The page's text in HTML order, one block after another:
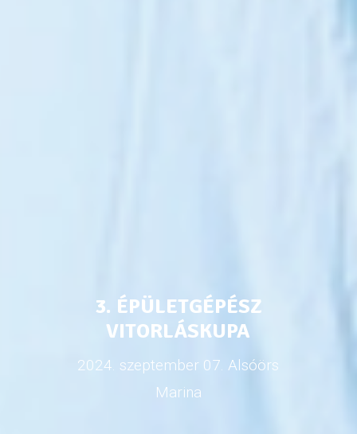
3. ÉPÜLETGÉPÉSZ
VITORLÁSKUPA
2024. szeptember 07. Alsóörs
Marina